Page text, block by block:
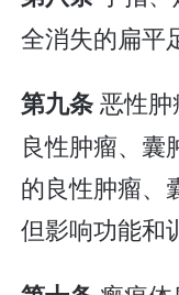
全消失的扁平
第九条恶性
良性肿瘤、囊
的良性肿瘤、
但影响功能和